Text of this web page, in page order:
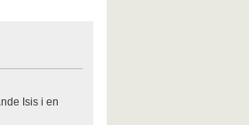
Isis i en